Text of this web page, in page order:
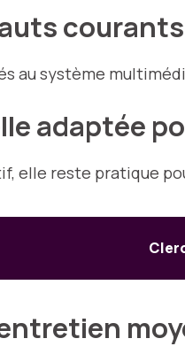
au système
adaptée
elle reste pratique